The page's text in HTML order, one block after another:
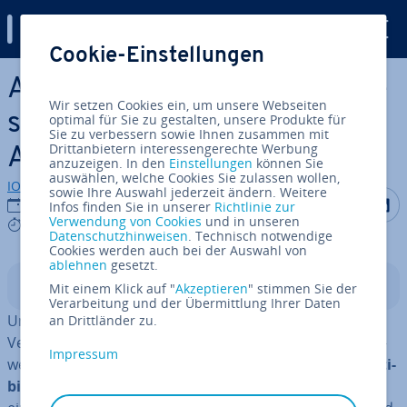
Zum Haupt­in­halt springen
Ap­pli­ca­ti­on Server: Alles Wis­
sens­wer­te zur Nutzung von
An­wen­dungs­ser­vern
IONOS Redaktion
03.03.2023
6 mins
Auf Auf
In­halts­ver­zeich­nis
Um einemClientin einem Netzwerk Software zur
Verfügung zu stellen, ist ein Ap­pli­ca­ti­on Server oder An­
wen­dungs­ser­ver gerade
aus Si­cher­heits- und Kom­pa­ti­
bi­li­täts­grün­den eine gute Wahl
Cookie-Einstellungen
Wir setzen Cookies ein, um unsere Webseiten
optimal für Sie zu gestalten, unsere Produkte für
Sie zu verbessern sowie Ihnen zusammen mit
Drittanbietern interessengerechte Werbung
anzuzeigen. In den Einstellungen können Sie
auswählen, welche Cookies Sie zulassen wollen,
sowie Ihre Auswahl jederzeit ändern. Weitere
Infos finden Sie in unserer Richtlinie zur
Verwendung von Cookies und in unseren
Datenschutzhinweisen. Technisch notwendige
Cookies werden auch bei der Auswahl von
ablehnen gesetzt.
Mit einem Klick auf "Akzeptieren" stimmen Sie der
Verarbeitung und der Übermittlung Ihrer Daten
an Drittländer zu.
Impressum